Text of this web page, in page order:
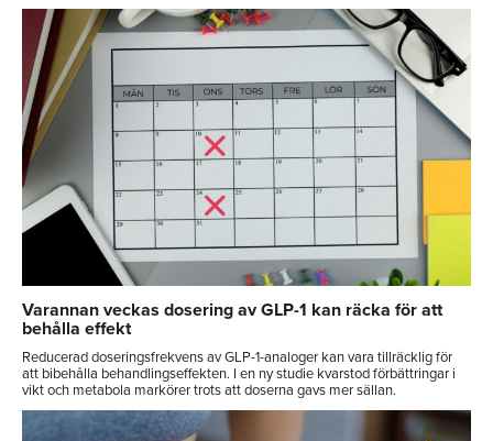
Varannan veckas dosering av GLP-1 kan räcka för att
behålla effekt
Reducerad doseringsfrekvens av GLP-1-analoger kan vara tillräcklig för
att bibehålla behandlingseffekten. I en ny studie kvarstod förbättringar i
vikt och metabola markörer trots att doserna gavs mer sällan.